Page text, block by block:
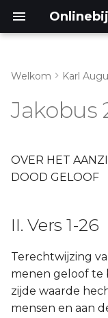
Éxodus
Numeri
Ruth
Prediker
Welkom Karl
Jakobus
OVER HET
DOOD GELOOF
II. Vers 1-26
Terechtwijzing
menen geloof te
zijde waarde
mensen en aan